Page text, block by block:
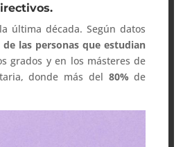
última década. Según datos
de las personas que estudian
grados y en los másteres de
donde más del 80% de